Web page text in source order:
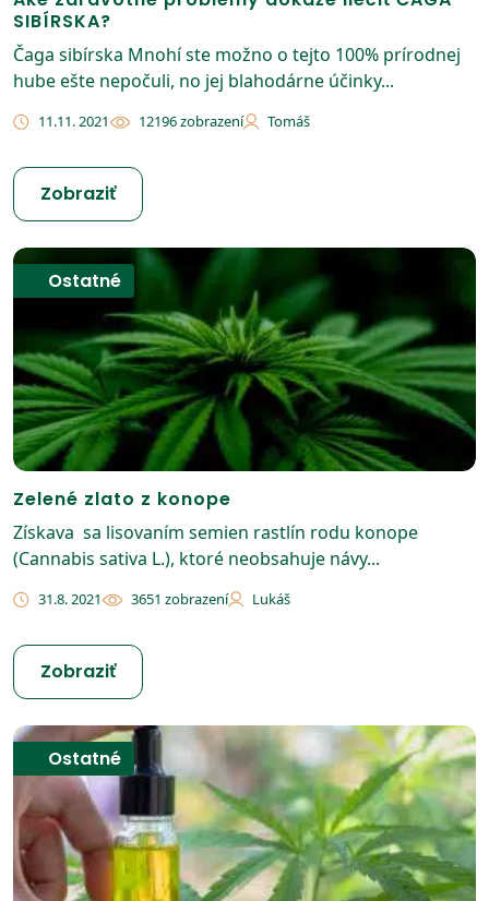
SIBÍRSKA?
Čaga sibírska Mnohí ste možno o tejto 100% prírodnej
hube ešte nepočuli, no jej blahodárne účinky...
11.11. 2021 12196 zobrazení Tomáš
Zobraziť
Ostatné
Zelené zlato z konope
Získava sa lisovaním semien rastlín rodu konope
(Cannabis sativa L.), ktoré neobsahuje návy...
31.8. 2021 3651 zobrazení Lukáš
Zobraziť
Ostatné